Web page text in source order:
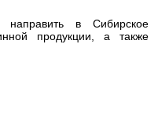
в Сибирское
продукции, а также